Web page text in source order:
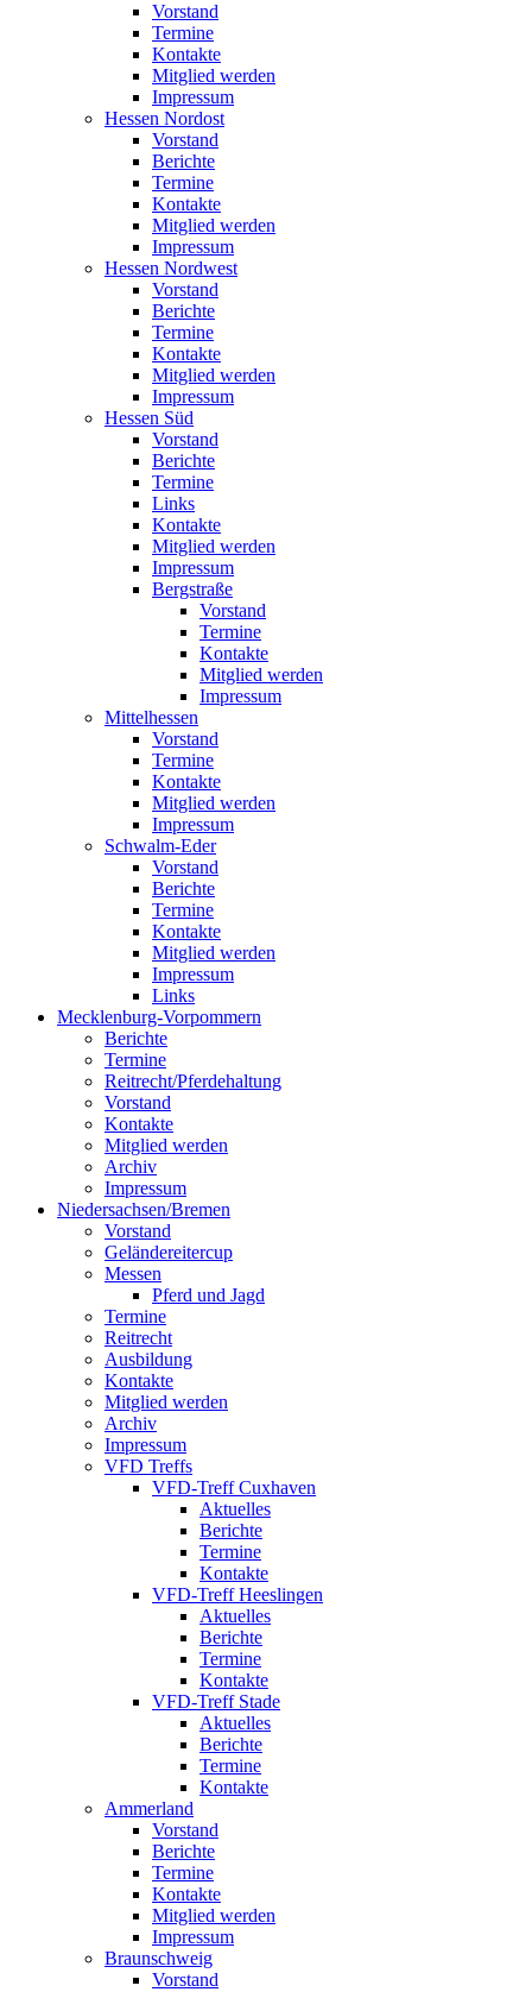
Vorstand
Termine
Kontakte
Mitglied werden
Impressum
Hessen Nordost
Vorstand
Berichte
Termine
Kontakte
Mitglied werden
Impressum
Hessen Nordwest
Vorstand
Berichte
Termine
Kontakte
Mitglied werden
Impressum
Hessen Süd
Vorstand
Berichte
Termine
Links
Kontakte
Mitglied werden
Impressum
Bergstraße
Vorstand
Termine
Kontakte
Mitglied werden
Impressum
Mittelhessen
Vorstand
Termine
Kontakte
Mitglied werden
Impressum
Schwalm-Eder
Vorstand
Berichte
Termine
Kontakte
Mitglied werden
Impressum
Links
Mecklenburg-Vorpommern
Berichte
Termine
Reitrecht/Pferdehaltung
Vorstand
Kontakte
Mitglied werden
Archiv
Impressum
Niedersachsen/Bremen
Vorstand
Geländereitercup
Messen
Pferd und Jagd
Termine
Reitrecht
Ausbildung
Kontakte
Mitglied werden
Archiv
Impressum
VFD Treffs
VFD-Treff Cuxhaven
Aktuelles
Berichte
Termine
Kontakte
VFD-Treff Heeslingen
Aktuelles
Berichte
Termine
Kontakte
VFD-Treff Stade
Aktuelles
Berichte
Termine
Kontakte
Ammerland
Vorstand
Berichte
Termine
Kontakte
Mitglied werden
Impressum
Braunschweig
Vorstand